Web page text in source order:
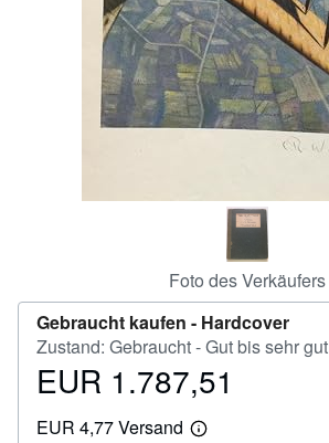
Foto des Verkäufers
Gebraucht kaufen - Hardcover
Zustand: Gebraucht - Gut bis sehr gut
Preis
1.787,51
EUR 1.787,51
EUR 4,77 Versand
Weitere